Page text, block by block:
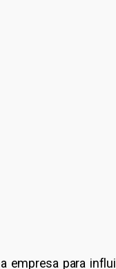
empresa para